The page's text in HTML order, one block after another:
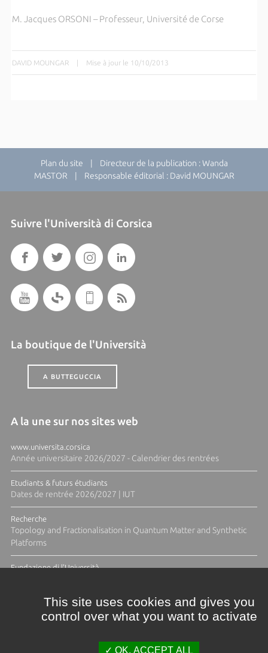
M. Jacques ORSONI – Professeur, Université de Corse
DAVID MOUNGAR | Mise à jour le 10/10/2013
Plan du site | Directeur de la publication : Wanda
MASTOR | Responsable éditorial : David MOUNGAR
Suivre l'Università di Corsica
La boutique de l'Università
A BUTTEGUCCIA
A la une sur nos sites web
www.universita.corsica
Année universitaire 2026/2027 - Calendrier des rentrées
Etudiants & futurs étudiants
Dates de rentrée 2026/2027 | IUT
Recherche
Topology and Fractionalisation in Quantum Matter and Synthetic
Platforms
Fundazione di l'Università
This site uses cookies and gives you
control over what you want to activate
OK, ACCEPT ALL